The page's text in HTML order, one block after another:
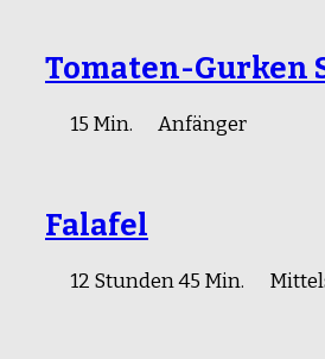
Tomaten-Gurken
15 Min. Anfänger
Falafel
12 Stunden 45 Min.